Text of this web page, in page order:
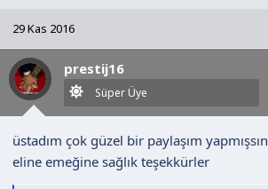
i
l
e
r
29 Kas 2016
prestij16
Süper Üye
üstadım çok güzel bir paylaşım yapmışsın
eline emeğine sağlık teşekkürler